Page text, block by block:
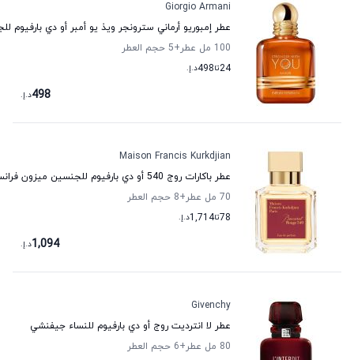
Giorgio Armani
عطر إمبوريو أرماني سترونجر ويذ يو أمبر أو دي بارفيوم
100 مل عطر
+5
حجم العطر
24تا498د.إ.
498د.إ.
Maison Francis Kurkdjian
عطر باكارات روج 540 أو دي بارفيوم للجنسين ميزون فرانسيس كركجيان
70 مل عطر
+8
حجم العطر
78تا1,714د.إ.
1,094د.إ.
Givenchy
عطر لا انترديت روج أو دي بارفيوم للنساء جيفنشي
80 مل عطر
+6
حجم العطر